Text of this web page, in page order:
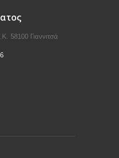
58100 Γιαννιτσά